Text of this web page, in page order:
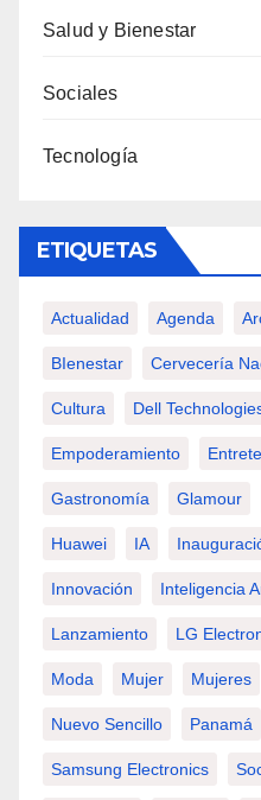
Salud y Bienestar
Sociales
Tecnología
ETIQUETAS
Actualidad Agenda
BIenestar Cervecería
Cultura Dell
Empoderamiento
Gastronomía Glamour
Huawei IA
Innovación Inteligencia
Lanzamiento LG
Moda Mujer Mujeres
Nuevo Sencillo Panamá
Samsung Electronics